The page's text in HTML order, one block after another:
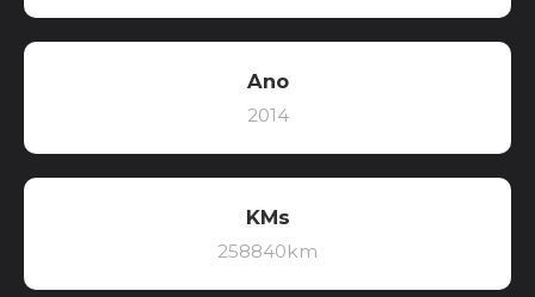
Ano
2014
KMs
258840km